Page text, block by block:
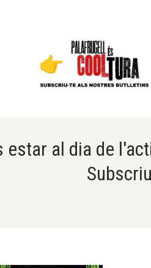
estar al dia de